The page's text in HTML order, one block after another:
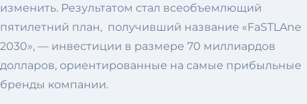
изменить. Результатом стал всеобъемлющий
пятилетний план, получивший название «FaSTLAne
2030», — инвестиции в размере 70 миллиардов
долларов, ориентированные на самые прибыльные
бренды компании.